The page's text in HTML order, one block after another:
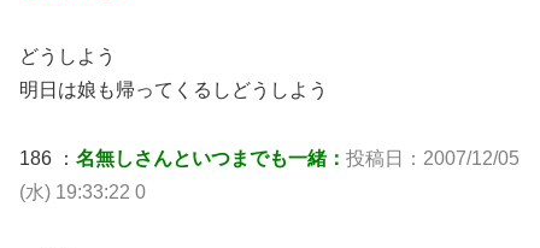
どうしよう
明日は娘も帰ってくるしどうしよう
186 ： 名無しさんといつまでも一緒： 投稿日：2007/12/05
(水) 19:33:22 0